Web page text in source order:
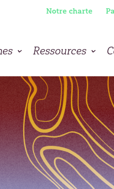
Notre charte
Ressources